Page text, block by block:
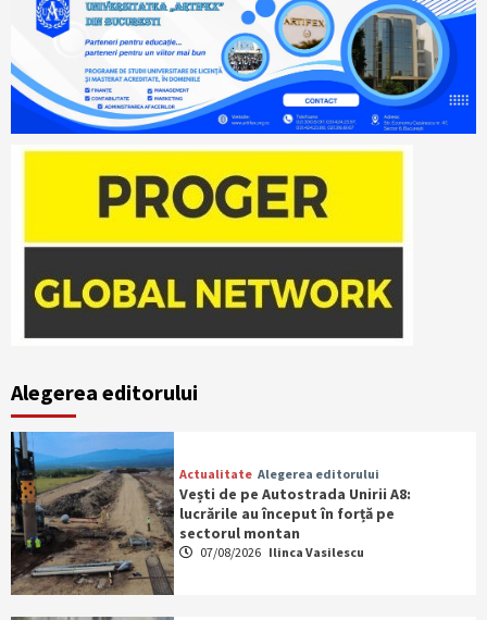
Alegerea editorului
Actualitate Alegerea editorului
Vești de pe Autostrada Unirii A8:
lucrările au început în forță pe
sectorul montan
07/08/2026 Ilinca Vasilescu